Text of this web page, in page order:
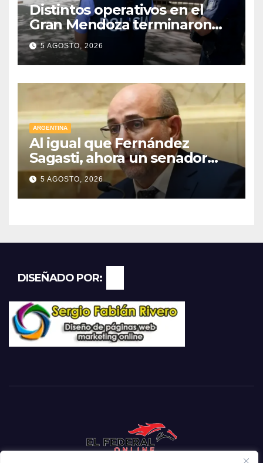
Distintos operativos en el
Gran Mendoza terminaron
con cuatro delincuentes
detenidos
5 AGOSTO, 2026
ARGENTINA
Al igual que Fernández
Sagasti, ahora un senador
radical pidió votar en forma
remota
5 AGOSTO, 2026
DISEÑADO POR: